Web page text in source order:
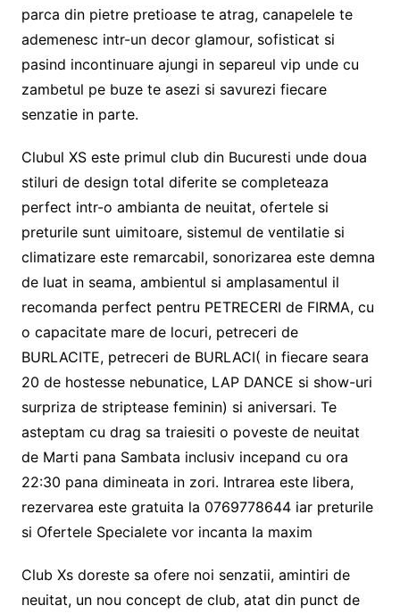
parca din pietre pretioase te atrag, canapelele te
ademenesc intr-un decor glamour, sofisticat si
pasind incontinuare ajungi in separeul vip unde cu
zambetul pe buze te asezi si savurezi fiecare
senzatie in parte.
Clubul XS este primul club din Bucuresti unde doua
stiluri de design total diferite se completeaza
perfect intr-o ambianta de neuitat, ofertele si
preturile sunt uimitoare, sistemul de ventilatie si
climatizare este remarcabil, sonorizarea este demna
de luat in seama, ambientul si amplasamentul il
recomanda perfect pentru PETRECERI de FIRMA, cu
o capacitate mare de locuri, petreceri de
BURLACITE, petreceri de BURLACI( in fiecare seara
20 de hostesse nebunatice, LAP DANCE si show-uri
surpriza de striptease feminin) si aniversari. Te
asteptam cu drag sa traiesiti o poveste de neuitat
de Marti pana Sambata inclusiv incepand cu ora
22:30 pana dimineata in zori. Intrarea este libera,
rezervarea este gratuita la 0769778644 iar preturile
si Ofertele Specialete vor incanta la maxim
Club Xs doreste sa ofere noi senzatii, amintiri de
neuitat, un nou concept de club, atat din punct de